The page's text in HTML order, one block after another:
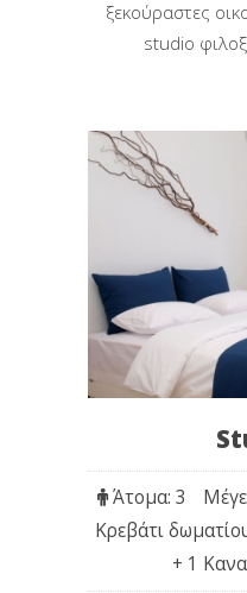
ξεκούραστες
studio
Άτομα: 3
Κρεβάτι
+ 1